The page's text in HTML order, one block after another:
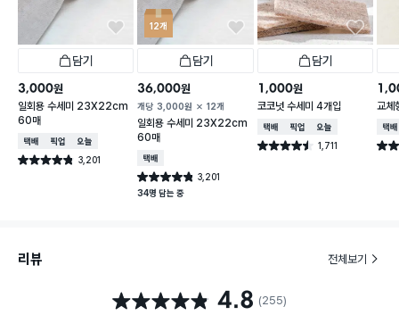
담기
3,000원
일회용 수세미 23X22cm
60매
택배배송매장픽업오늘배송
별점 4.8점 3,201
건 작성
12개
담기
36,000원
개당 3,000원 12개
일회용 수세미 23X22cm
60매
택배배송
별점 4.8점 3,201
건 작성
34명 담는 중
담기
1,000원
코코넛 수세미 4개입
택배배송매장픽업오늘배송
별점 4.5점 1,711
건 작성
교체
택배
별점
리뷰 전체보기
별점 4.8점 4.8 (255)